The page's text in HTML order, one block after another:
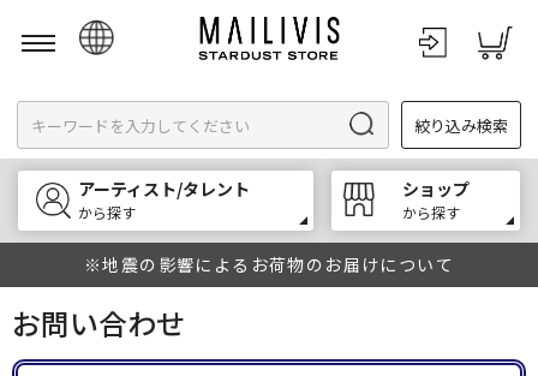
English
한국어
中文
絞り込み検索
アーティスト/タレント
から探す
ショップ
から探す
※地震の影響によるお荷物のお届けについて
お問い合わせ